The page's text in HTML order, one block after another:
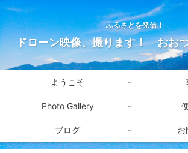
ふるさとを発信！
ドローン映像、撮ります！ おお
ようこそ
Photo Gallery
ブログ お